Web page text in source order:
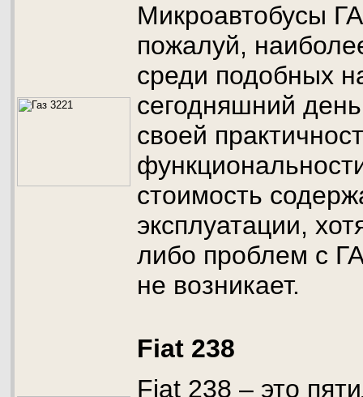
Микроавтобусы
пожалуй,
среди подобных
сегодняшний
своей
стоимость
эксплуатации,
либо проблем с
не возникает.
Fiat 238
Fiat 238 – это